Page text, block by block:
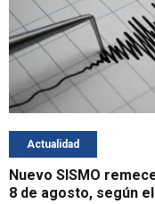
Actualidad
Nuevo SISMO
8 de agosto, según